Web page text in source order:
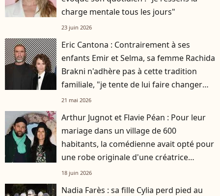
charge mentale tous les jours"
23 juin 2026
Eric Cantona : Contrairement à ses
enfants Emir et Selma, sa femme Rachida
Brakni n'adhère pas à cette tradition
familiale, "je tente de lui faire changer
d'avis"
21 mai 2026
Arthur Jugnot et Flavie Péan : Pour leur
mariage dans un village de 600
habitants, la comédienne avait opté pour
une robe originale d'une créatrice
française
18 juin 2026
Nadia Farès : sa fille Cylia perd pied au